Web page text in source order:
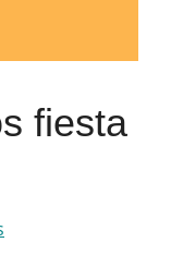
fiesta